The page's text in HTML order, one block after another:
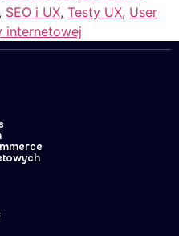
, SEO i UX, Testy UX, User
internetowej